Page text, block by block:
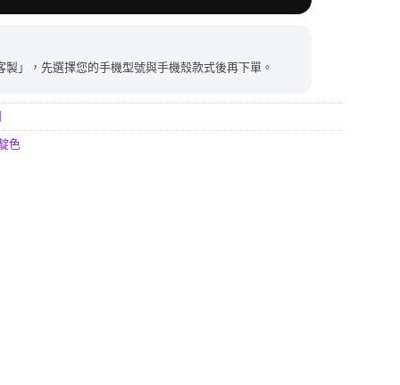
製」，先選擇您的手機型號與手機殼款式後再下單。
色